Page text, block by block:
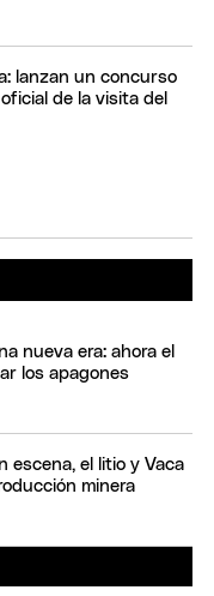
lanzan un concurso
de la visita del
nueva era: ahora el
los apagones
escena, el litio y Vaca
minera